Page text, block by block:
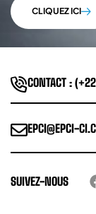
CLIQUEZ ICI
CONTACT :
EPCI@EPCI-
SUIVEZ-NOUS